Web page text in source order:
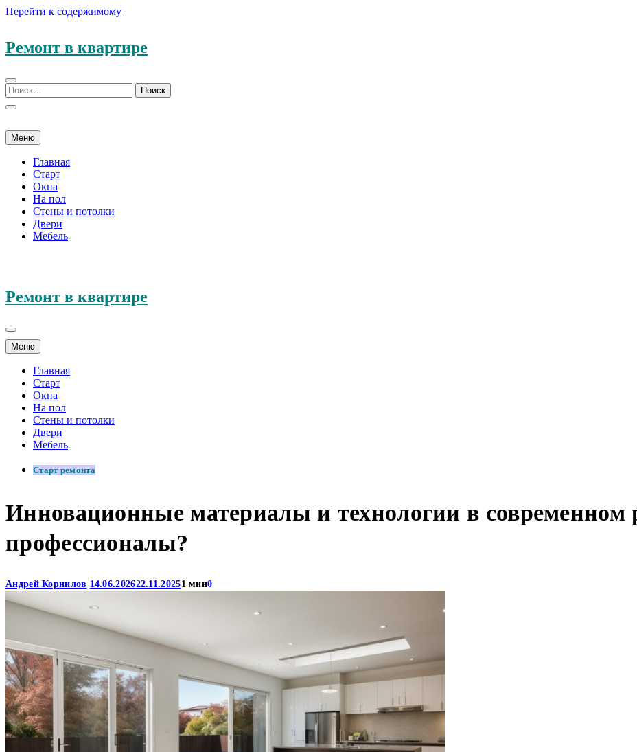
Перейти к содержимому
Ремонт в квартире
Меню
Главная
Старт
Окна
На пол
Стены и потолки
Двери
Мебель
Ремонт в квартире
Меню
Главная
Старт
Окна
На пол
Стены и потолки
Двери
Мебель
Старт ремонта
Инновационные материалы и технологии в
профессионалы?
Андрей Корнилов 14.06.202622.11.20251 мин0